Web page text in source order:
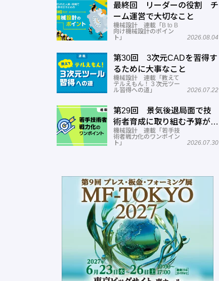
最終回 リーダーの役割 チ
ーム運営で大切なこと
機械設計 連載「B to B
向け機械設計のポイン
ト」
2026.08.04
第30回 3次元CADを習得す
るために大事なこと
機械設計 連載「教えて
テルえもん！３次元ツー
ル習得への道」
2026.07.22
第29回 景気後退局面で技
術者育成に取り組む予算がな
い
機械設計 連載「若手技
術者戦力化のワンポイン
ト」
2026.07.30